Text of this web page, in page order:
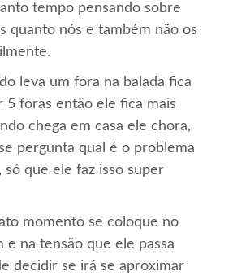
tempo pensando sobre
quanto nós e também não os
leva um fora na balada fica
5 foras então ele fica mais
chega em casa ele chora,
pergunta qual é o problema
só que ele faz isso super
momento se coloque no
e na tensão que ele passa
decidir se irá se aproximar